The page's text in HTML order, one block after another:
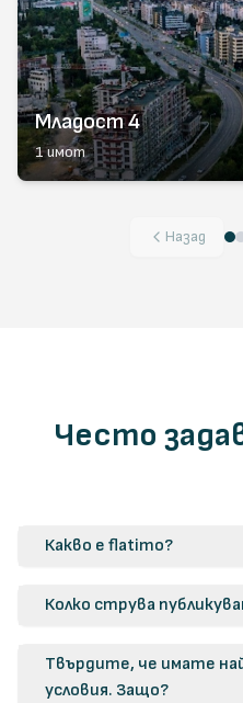
Младост 4
1имот
Назад
Често
Какво е flatimo?
Колко струва
Твърдите, че имате
условия. Защо?